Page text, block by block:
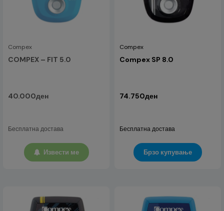
Compex
COMPEX – FIT 5.0
40.000ден
Бесплатна достава
Извести ме
Compex
Compex SP 8.0
74.750ден
Бесплатна достава
Брзо купување